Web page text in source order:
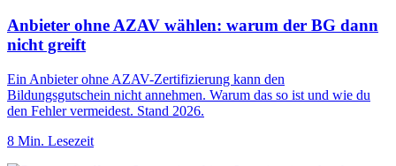
Anbieter ohne AZAV wählen: warum der BG dann
nicht greift
Ein Anbieter ohne AZAV-Zertifizierung kann den
Bildungsgutschein nicht annehmen. Warum das so ist und wie du
den Fehler vermeidest. Stand 2026.
8 Min. Lesezeit